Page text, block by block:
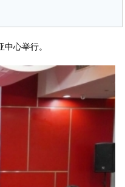
心举行。